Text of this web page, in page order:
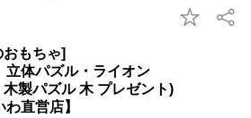
もちゃ]
体パズル・ライオン
製パズル 木 プレゼント)
直営店】